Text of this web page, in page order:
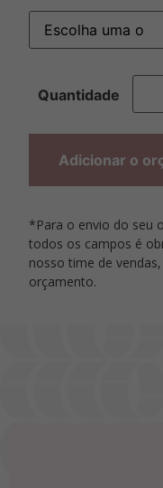
Adicionar o
*Para o envio do seu
todos os campos é
nosso time de
orçamento.